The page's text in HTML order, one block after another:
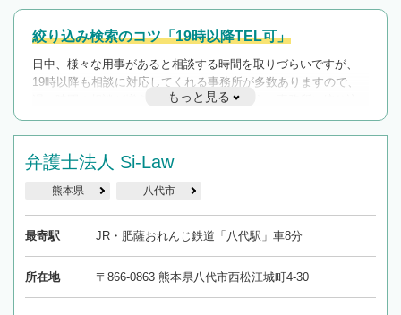
絞り込み検索のコツ「19時以降TEL可」
日中、様々な用事があると相談する時間を取りづらいですが、
19時以降も相談に対応してくれる事務所が多数ありますので、
遅い時間の相談が増えそうな場合はそのような事務所に絞り込
んで検索してみましょう。
を加えて再検索
もっと見る
弁護士法人 Si-Law
熊本県 八代市
最寄駅 JR・肥薩おれんじ鉄道「八代駅」車8分
所在地 〒866-0863 熊本県八代市西松江城町4-30